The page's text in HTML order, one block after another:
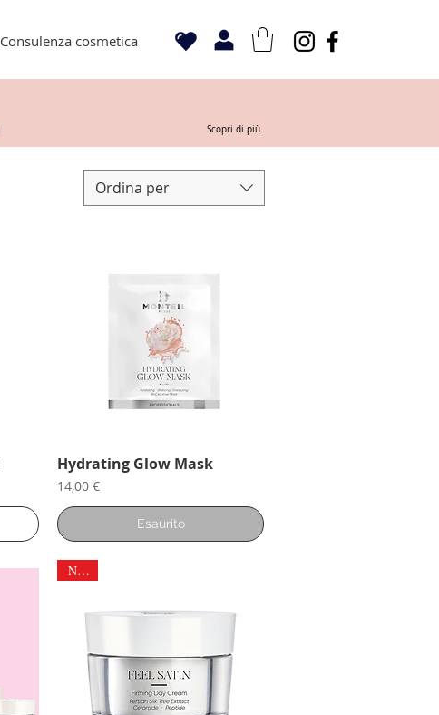
Consulenza cosmetica
Scopri di più
Ordina per
Vista rapida
Hydrating Glow Mask
Prezzo
14,00 €
Esaurito
NEW